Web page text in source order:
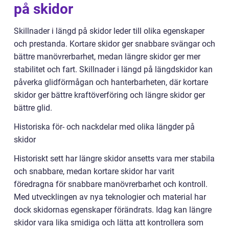
på skidor
Skillnader i längd på skidor leder till olika egenskaper
och prestanda. Kortare skidor ger snabbare svängar och
bättre manövrerbarhet, medan längre skidor ger mer
stabilitet och fart. Skillnader i längd på längdskidor kan
påverka glidförmågan och hanterbarheten, där kortare
skidor ger bättre kraftöverföring och längre skidor ger
bättre glid.
Historiska för- och nackdelar med olika längder på
skidor
Historiskt sett har längre skidor ansetts vara mer stabila
och snabbare, medan kortare skidor har varit
föredragna för snabbare manövrerbarhet och kontroll.
Med utvecklingen av nya teknologier och material har
dock skidornas egenskaper förändrats. Idag kan längre
skidor vara lika smidiga och lätta att kontrollera som